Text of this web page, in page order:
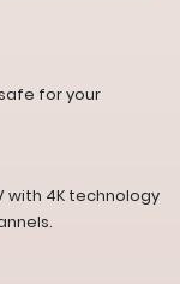
for your
with 4K technology